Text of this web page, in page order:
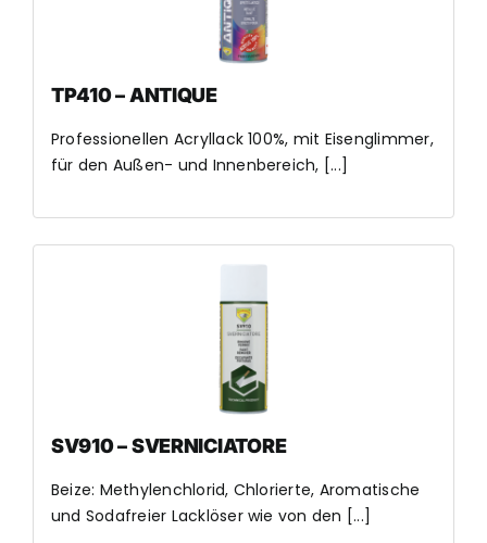
TP410 – ANTIQUE
Professionellen Acryllack 100%, mit Eisenglimmer,
für den Außen- und Innenbereich, [...]
SV910 – SVERNICIATORE
Beize: Methylenchlorid, Chlorierte, Aromatische
und Sodafreier Lacklöser wie von den [...]